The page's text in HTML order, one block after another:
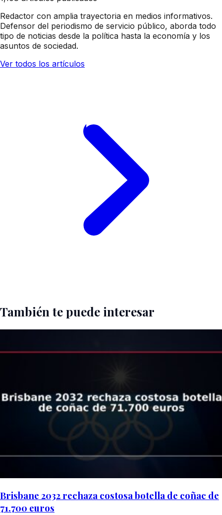
Redactor con amplia trayectoria en medios informativos.
Defensor del periodismo de servicio público, aborda todo
tipo de noticias desde la política hasta la economía y los
asuntos de sociedad.
Ver todos los artículos
También te puede interesar
Brisbane 2032 rechaza costosa botella de coñac de
71.700 euros